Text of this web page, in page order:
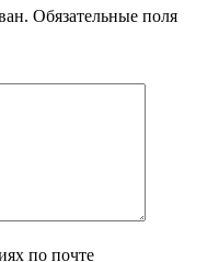
Обязательные поля
по почте